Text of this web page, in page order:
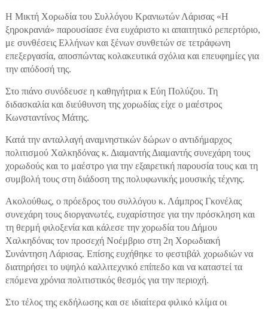
Η Μικτή Χορωδία του Συλλόγου Κρανιωτών Λάρισας «Η
ξηροκρανιά» παρουσίασε ένα ευχάριστο κι απαιτητικό ρεπερτόριο,
με συνθέσεις Ελλήνων και ξένων συνθετών σε τετράφωνη
επεξεργασία, αποσπώντας κολακευτικά σχόλια και επευφημίες για
την απόδοσή της.
Στο πιάνο συνόδευσε η καθηγήτρια κ Εύη Πολύζου. Τη
διδασκαλία και διεύθυνση της χορωδίας είχε ο μαέστρος
Κωνσταντίνος Μάτης.
Κατά την ανταλλαγή αναμνηστικών δώρων ο αντιδήμαρχος
πολιτισμού Χαλκηδόνας κ. Διαμαντής Διαμαντής συνεχάρη τους
χορωδούς και το μαέστρο για την εξαιρετική παρουσία τους και τη
συμβολή τους στη διάδοση της πολυφωνικής μουσικής τέχνης.
Ακολούθως, ο πρόεδρος του συλλόγου κ. Λάμπρος Γκονέλας
συνεχάρη τους διοργανωτές, ευχαρίστησε για την πρόσκληση και
τη θερμή φιλοξενία και κάλεσε την χορωδία του Δήμου
Χαλκηδόνας τον προσεχή Νοέμβριο στη 2η Χορωδιακή
Συνάντηση Λάρισας. Επίσης ευχήθηκε το φεστιβάλ χορωδιών να
διατηρήσει το υψηλό καλλιτεχνικό επίπεδο και να καταστεί τα
επόμενα χρόνια πολιτιστικός θεσμός για την περιοχή.
Στο τέλος της εκδήλωσης και σε ιδιαίτερα φιλικό κλίμα οι